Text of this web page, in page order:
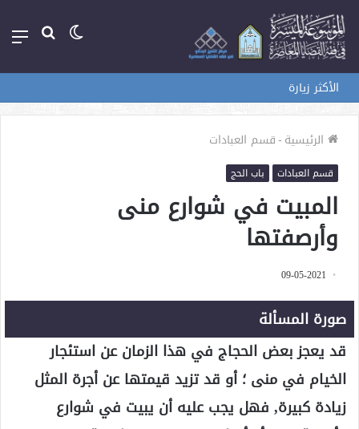
بحث الوضع
الأكثر زيارة
الرئيسية-قسم العبادات
قسم العبادات باب الحج
المبيت في شوارع منى
وأرصفتها
09-05-2021
صورة المسألة
قد يعجز بعض الحجاج في هذا الزمان عن استئجار
الخيام في منى ؛ أو قد تزيد قيمتها عن أجرة المثل
زيادة كبيرة, فهل يجب عليه أن يبيت في شوارع